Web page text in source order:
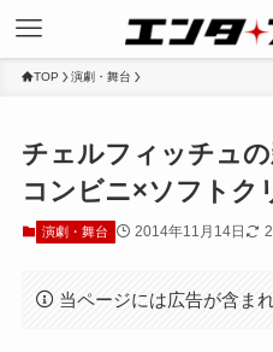
TOP 演劇・舞台
チェルフィッチュ
コンビニ×ソフトク
演劇・舞台 2014年11月14日
当ページには広告が含ま